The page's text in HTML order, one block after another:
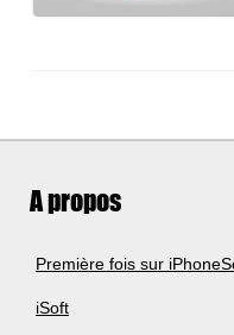
A propos
Première fois sur
iSoft